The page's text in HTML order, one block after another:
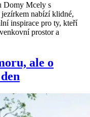
Domy Mcely s
jezírkem nabízí klidné,
inspirace pro ty, kteří
prostor a
ale o